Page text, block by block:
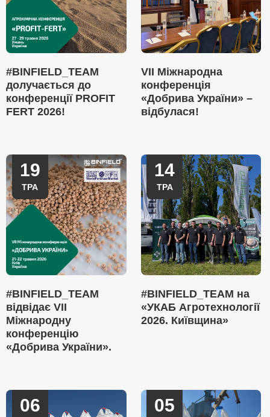
#BINFIELD_TEAM
долучається до
конференції PROFIT
FERT 2026!
VII Міжнародна
конференція
«Добрива України» –
відбулася!
19
ТРА
#BINFIELD_TEAM
відвідає VII
Міжнародну
конференцію
«Добрива України».
14
ТРА
#BINFIELD_TEAM на
«УКАБ Агротехнології
2026. Київщина»
06 05